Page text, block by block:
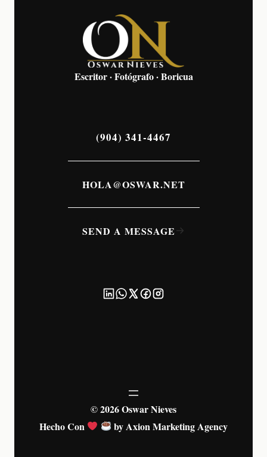
Escritor · Fotógrafo · Boricua
(904) 341-4467
HOLA@OSWAR.NET
SEND A MESSAGE
© 2026 Oswar Nieves
Hecho Con
by Axion Marketing Agency